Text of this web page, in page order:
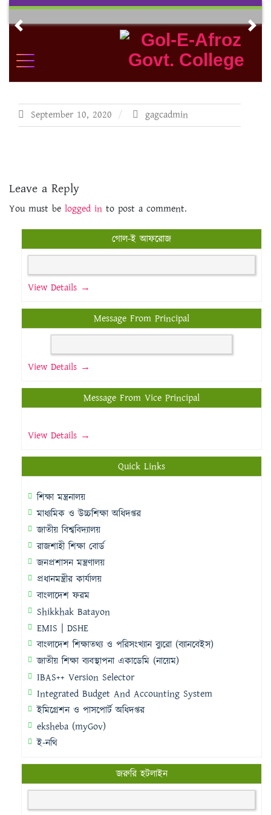
Skip
contentPrevious
September 10, 2020 gagcadmin
Leave a Reply
You must be logged in to post a comment.
গোল-ই আফরোজ
View Details →
Message From Principal
View Details →
Message From Vice Principal
View Details →
Quick Links
শিক্ষা মন্ত্রনালয়
মাধ্যমিক ও উচ্চশিক্ষা অধিদপ্তর
জাতীয় বিশ্ববিদ্যালয়
রাজশাহী শিক্ষা বোর্ড
জনপ্রশাসন মন্ত্রণালয়
প্রধানমন্ত্রীর কার্যালয়
বাংলাদেশ ফরম
Shikkhak Batayon
EMIS | DSHE
বাংলাদেশ শিক্ষাতথ্য ও পরিসংখ্যান ব্যুরো (ব্যানবেইস)
জাতীয় শিক্ষা ব্যবস্থাপনা একাডেমি (নায়েম)
IBAS++ Version Selector
Integrated Budget And Accounting System
ইমিগ্রেশন ও পাসপোর্ট অধিদপ্তর
eksheba (myGov)
ই-নথি
জরুরি হটলাইন